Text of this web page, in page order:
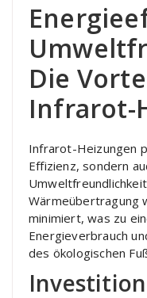
Die
Infrarot-
Infrarot-Heizungen
Effizienz, sondern
Wärmeübertragung
minimiert, was zu
Energieverbrauch
des ökologischen